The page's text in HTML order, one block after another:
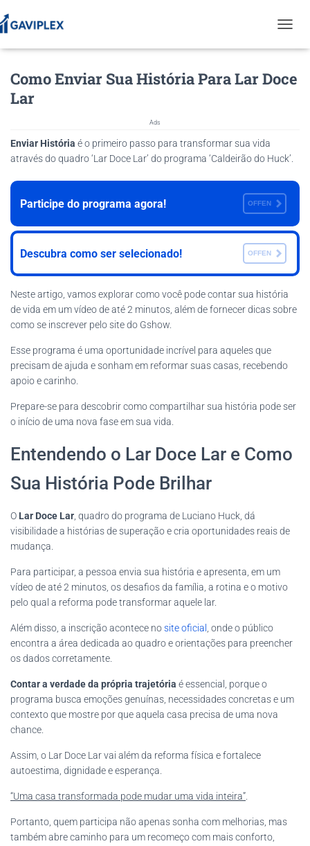
O
G
L
I
A
T
N
Como Enviar Sua História Para Lar Doce
Lar
Ads
Enviar História é o primeiro passo para transformar sua vida
através do quadro ‘Lar Doce Lar’ do programa ‘Caldeirão do Huck’.
Participe do programa agora! OFFEN
Descubra como ser selecionado! OFFEN
Neste artigo, vamos explorar como você pode contar sua história
de vida em um vídeo de até 2 minutos, além de fornecer dicas sobre
como se inscrever pelo site do Gshow.
Esse programa é uma oportunidade incrível para aqueles que
precisam de ajuda e sonham em reformar suas casas, recebendo
apoio e carinho.
Prepare-se para descobrir como compartilhar sua história pode ser
o início de uma nova fase em sua vida.
Entendendo o Lar Doce Lar e Como
Sua História Pode Brilhar
O Lar Doce Lar , quadro do programa de Luciano Huck, dá
visibilidade a histórias de superação e cria oportunidades reais de
mudança.
Para participar, a pessoa envia sua história e apresenta, em um
vídeo de até 2 minutos, os desafios da família, a rotina e o motivo
pelo qual a reforma pode transformar aquele lar.
Além disso, a inscrição acontece nosite oficial
, onde o público
encontra a área dedicada ao quadro e orientações para preencher
os dados corretamente.
Contar a verdade da própria trajetória é essencial, porque o
programa busca emoções genuínas, necessidades concretas e um
contexto que mostre por que aquela casa precisa de uma nova
chance.
Assim, o Lar Doce Lar vai além da reforma física e fortalece
autoestima, dignidade e esperança.
“Uma casa transformada pode mudar uma vida inteira”
Portanto, quem participa não apenas sonha com melhorias, mas
também abre caminho para um recomeço com mais conforto,